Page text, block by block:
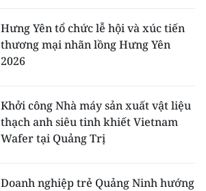
Hưng Yên tổ chức lễ hội và xúc tiến
thương mại nhãn lồng Hưng Yên
2026
Khởi công Nhà máy sản xuất vật liệu
thạch anh siêu tinh khiết Vietnam
Wafer tại Quảng Trị
Doanh nghiệp trẻ Quảng Ninh hướng